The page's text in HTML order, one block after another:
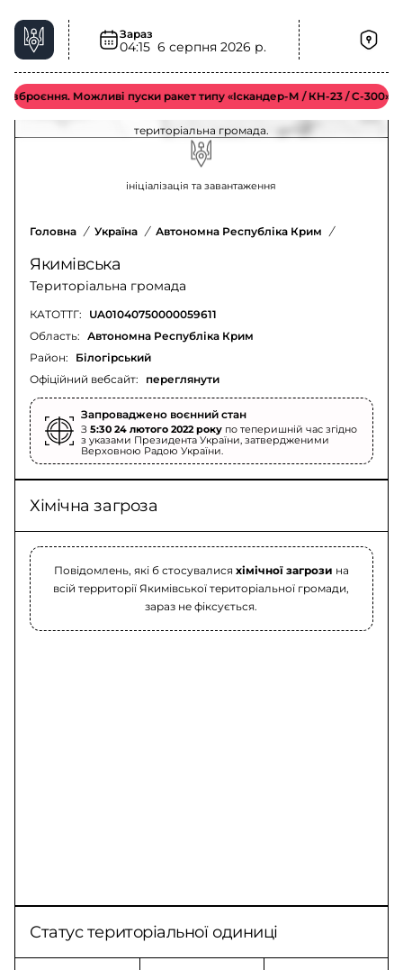
Зараз
04:15 6 серпня 2026 р.
Можливі пуски ракет типу «Іскандер-М / КН-23 / С-300».
Хімічна загроза у Якимівська територіальна
громада – актуальна ситуація
Оновлення щодо хімічної загрози у Якимівська
територіальна громада.
ініціалізація та завантаження
Головна / Україна / Автономна Республіка Крим /
Якимівська
Територіальна громада
КАТОТТГ: UA01040750000059611
Офіційний вебсайт: переглянути
Область: Автономна Республіка Крим
Район:
Білогірський
Запроваджено воєнний стан
З 5:30 24 лютого 2022 року по теперишній час згідно
з указами Президента України, затвердженими
Верховною Радою України.
Хімічна загроза
Повідомлень, які б стосувалися хімічної загрози на
всій территорії Якимівської територіальної громади,
зараз не фіксується.
Статус територіальної одиниці